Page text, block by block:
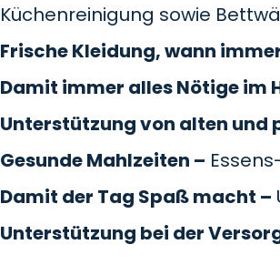
Küchenreinigung sowie
Frische Kleidung, wann
Damit immer alles Nötige im
Unterstützung von alten und
Gesunde Mahlzeiten –
Damit der Tag Spaß macht –
Unterstützung bei der